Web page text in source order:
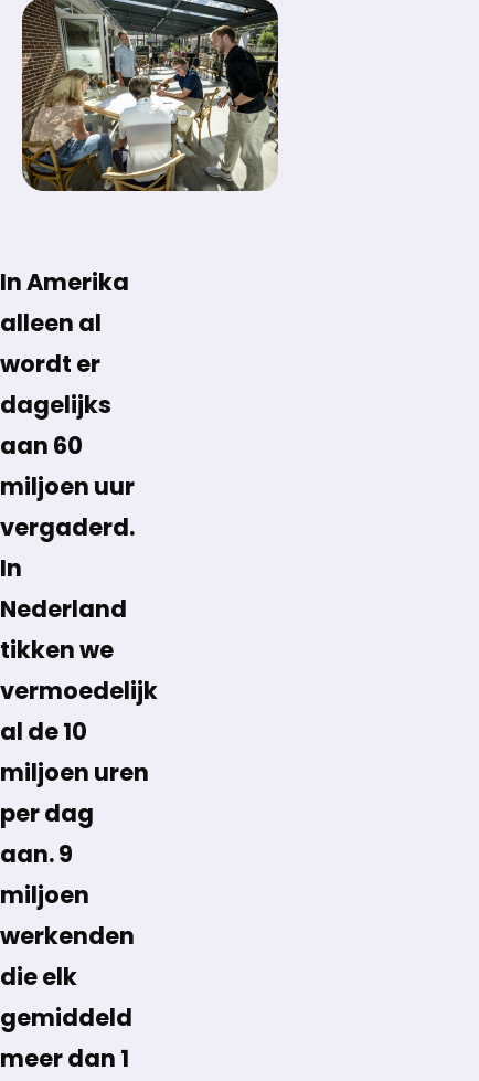
In Amerika
alleen al
wordt er
dagelijks
aan 60
miljoen uur
vergaderd.
In
Nederland
tikken we
vermoedelijk
al de 10
miljoen uren
per dag
aan. 9
miljoen
werkenden
die elk
gemiddeld
meer dan 1